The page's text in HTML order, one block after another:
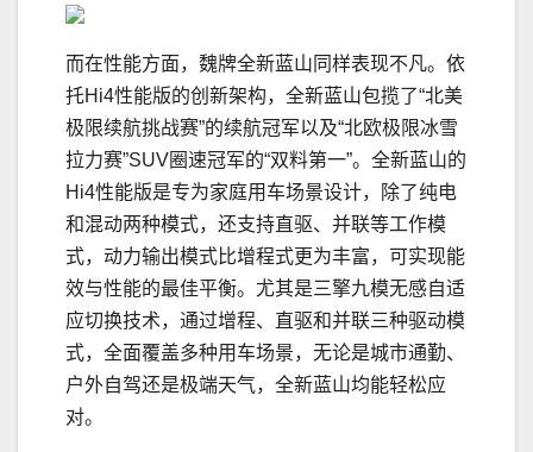
而在性能方面，魏牌全新蓝山同样表现不凡。依
托Hi4性能版的创新架构，全新蓝山包揽了“北美
极限续航挑战赛”的续航冠军以及“北欧极限冰雪
拉力赛”SUV圈速冠军的“双料第一”。全新蓝山的
Hi4性能版是专为家庭用车场景设计，除了纯电
和混动两种模式，还支持直驱、并联等工作模
式，动力输出模式比增程式更为丰富，可实现能
效与性能的最佳平衡。尤其是三擎九模无感自适
应切换技术，通过增程、直驱和并联三种驱动模
式，全面覆盖多种用车场景，无论是城市通勤、
户外自驾还是极端天气，全新蓝山均能轻松应
对。